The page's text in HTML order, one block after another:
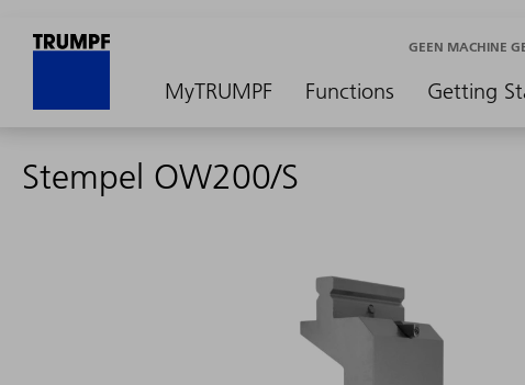
MyTRUMPF Functions Getting
GEEN MACHINE
Stempel OW200/S